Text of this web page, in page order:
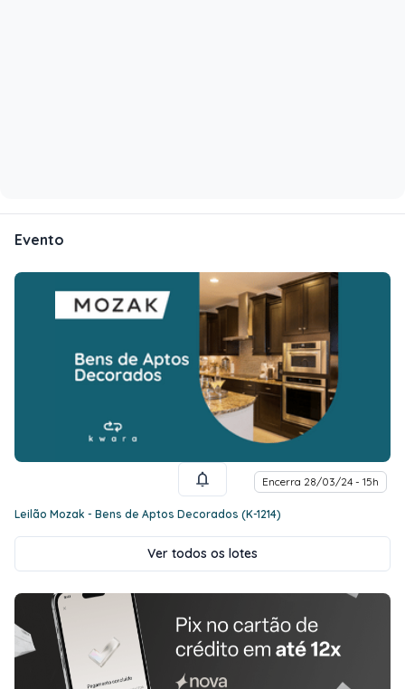
Evento
Encerra 28/03/24 - 15h
Leilão Mozak - Bens de Aptos Decorados (K-1214)
Ver todos os lotes